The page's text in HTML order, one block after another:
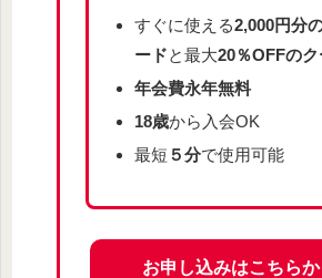
すぐに使える2,000円分
ードと最大20％OFFの
年会費永年無料
18歳から入会OK
最短 ５分で使用可能
お申し込みはこちら